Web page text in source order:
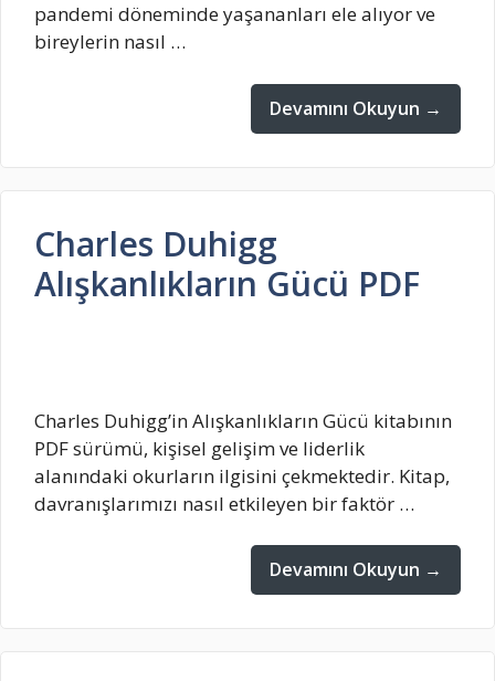
pandemi döneminde yaşananları ele alıyor ve
bireylerin nasıl …
Devamını Okuyun →
Charles Duhigg
Alışkanlıkların Gücü PDF
Charles Duhigg’in Alışkanlıkların Gücü kitabının
PDF sürümü, kişisel gelişim ve liderlik
alanındaki okurların ilgisini çekmektedir. Kitap,
davranışlarımızı nasıl etkileyen bir faktör …
Devamını Okuyun →